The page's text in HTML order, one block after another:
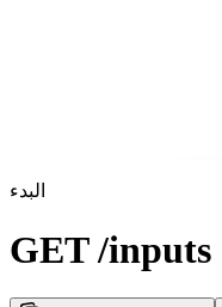
البدء
GET /inputs